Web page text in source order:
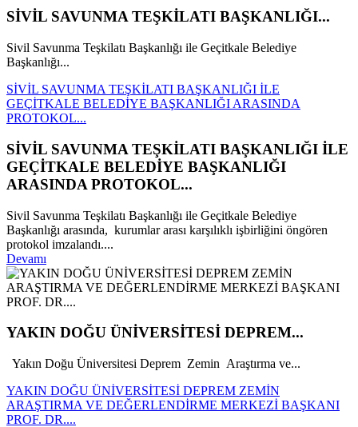
SİVİL SAVUNMA TEŞKİLATI BAŞKANLIĞI...
Sivil Savunma Teşkilatı Başkanlığı ile Geçitkale Belediye
Başkanlığı...
SİVİL SAVUNMA TEŞKİLATI BAŞKANLIĞI İLE
GEÇİTKALE BELEDİYE BAŞKANLIĞI ARASINDA
PROTOKOL...
SİVİL SAVUNMA TEŞKİLATI BAŞKANLIĞI İLE
GEÇİTKALE BELEDİYE BAŞKANLIĞI
ARASINDA PROTOKOL...
Sivil Savunma Teşkilatı Başkanlığı ile Geçitkale Belediye
Başkanlığı arasında, kurumlar arası karşılıklı işbirliğini öngören
protokol imzalandı....
Devamı
YAKIN DOĞU ÜNİVERSİTESİ DEPREM...
Yakın Doğu Üniversitesi Deprem Zemin Araştırma ve...
YAKIN DOĞU ÜNİVERSİTESİ DEPREM ZEMİN
ARAŞTIRMA VE DEĞERLENDİRME MERKEZİ BAŞKANI
PROF. DR....